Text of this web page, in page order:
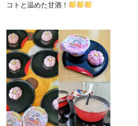
コトと温めた甘酒！